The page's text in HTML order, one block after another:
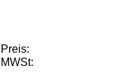
Preis:
MWSt: